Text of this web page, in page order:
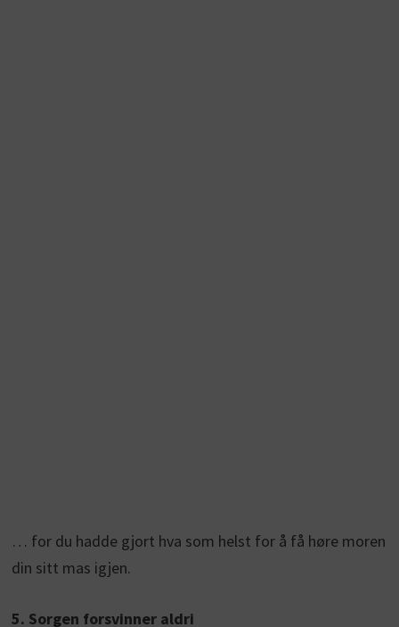
… for du hadde gjort hva som helst for å få høre moren
din sitt mas igjen.
5. Sorgen forsvinner aldri